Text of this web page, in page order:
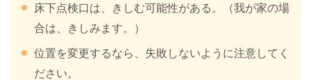
床下点検口は、きしむ可能性がある。（我が家の場
合は、きしみます。）
位置を変更するなら、失敗しないように注意してく
ださい。